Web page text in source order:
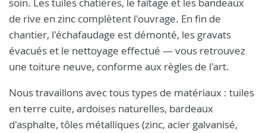
de rive en zinc complètent l'ouvrage. En fin de
chantier, l'échafaudage est démonté, les gravats
évacués et le nettoyage effectué — vous retrouvez
une toiture neuve, conforme aux règles de l'art.
Nous travaillons avec tous types de matériaux : tuiles
en terre cuite, ardoises naturelles, bardeaux
d'asphalte, tôles métalliques (zinc, acier galvanisé,